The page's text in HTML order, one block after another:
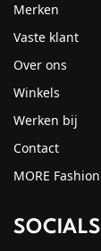
Merken
Vaste klant
Over ons
Winkels
Werken bij
Contact
MORE Fashion
SOCIALS